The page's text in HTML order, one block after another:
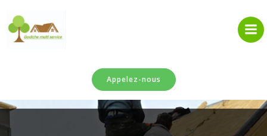
Appelez-nous